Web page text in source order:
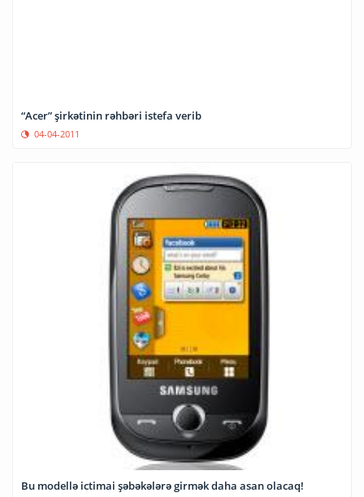
“Acer” şirkətinin rəhbəri istefa verib
04-04-2011
Bu modellə ictimai şəbəkələrə girmək daha asan olacaq!